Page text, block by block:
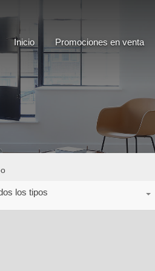
Inicio Promociones en venta
Inicio
Promociones en venta
los tipos